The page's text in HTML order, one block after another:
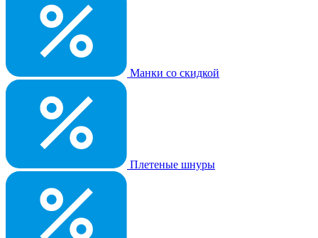
Манки со скидкой
Плетеные шнуры